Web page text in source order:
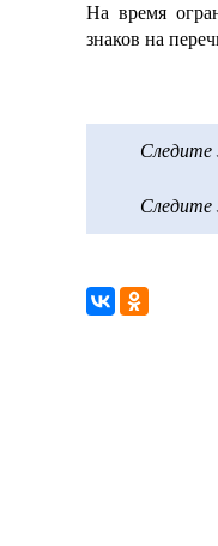
На время
знаков на
Следите
Следите